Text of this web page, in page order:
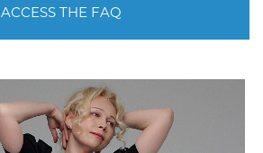
ACCESS THE FAQ